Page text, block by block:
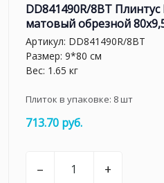
DD841490R/8BT
матовый обрезной
Артикул: DD841490R/8BT
Размер: 9*80 см
Вес: 1.65 кг
Плиток в упаковке: 8шт
713.70 руб.
– +